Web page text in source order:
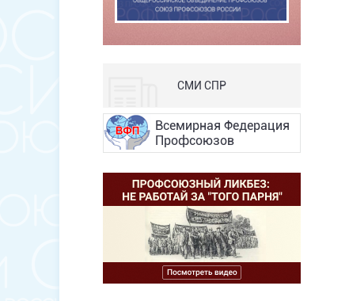
СМИ СПР
Всемирная Федерация
Профсоюзов